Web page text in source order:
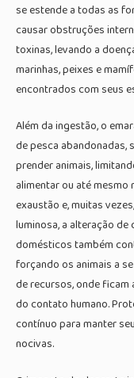
se estende a todas as
causar obstruções
toxinas, levando a
marinhas, peixes e
encontrados com seus
Além da ingestão, o
de pesca
prender animais,
alimentar ou até
exaustão e, muitas
luminosa, a alteração
domésticos também
forçando os animais a
de recursos, onde
do contato humano.
contínuo para manter
nocivas.